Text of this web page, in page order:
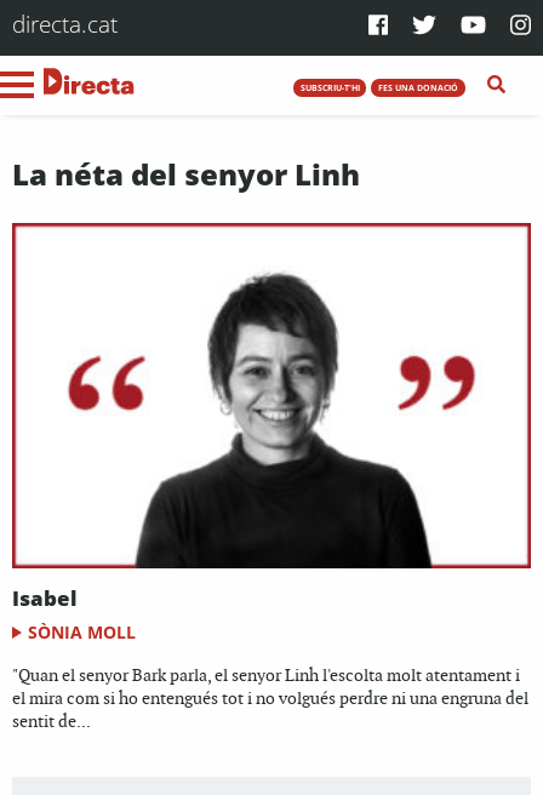
directa.cat
SUBSCRIU-T'HI FES UNA DONACIÓ
La néta del senyor Linh
Isabel
SÒNIA MOLL
"Quan el senyor Bark parla, el senyor Linh l'escolta molt atentament i
el mira com si ho entengués tot i no volgués perdre ni una engruna del
sentit de...